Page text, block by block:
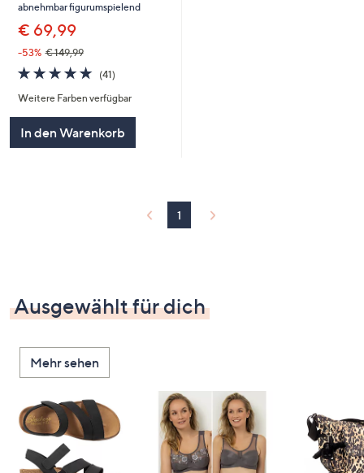
abnehmbar figurumspielend
€ 69,99
-53% € 149,99
4.7
von
5
(41)41
Weitere Farben verfügbar
In den Warenkorb
1
Ausgewählt für dich
Mehr sehen